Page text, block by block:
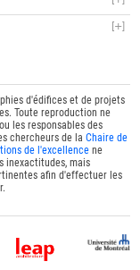
d'édifices et de projets
Toute reproduction ne
les responsables des
chercheurs de laChaire de
de l'excellence ne
inexactitudes, mais
afin d'effectuer les